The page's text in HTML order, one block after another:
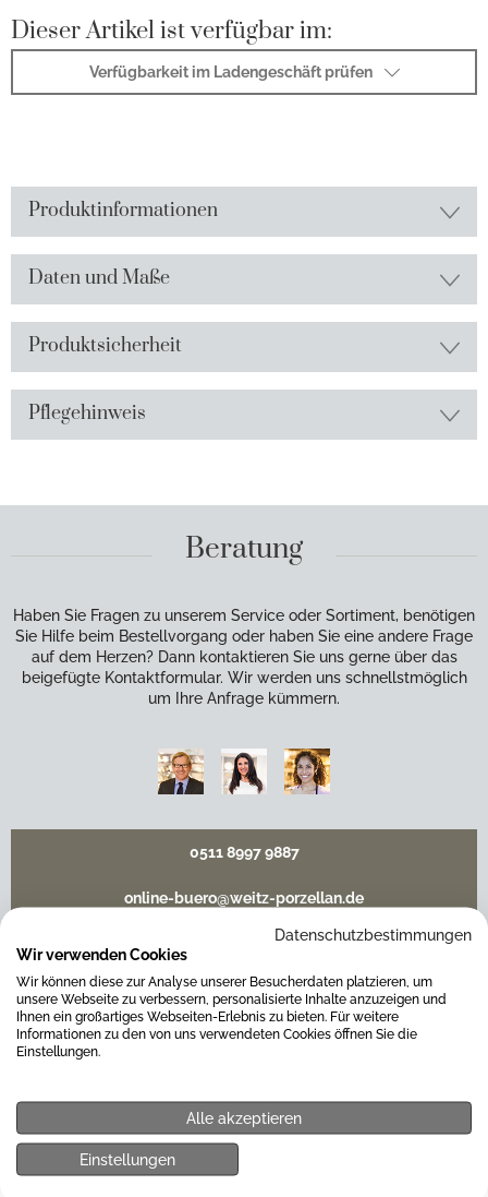
Dieser Artikel ist verfügbar im:
Verfügbarkeit im Ladengeschäft prüfen
Produktinformationen
Daten und Maße
Produktsicherheit
Pflegehinweis
Beratung
Haben Sie Fragen zu unserem Service oder Sortiment, benötigen
Sie Hilfe beim Bestellvorgang oder haben Sie eine andere Frage
auf dem Herzen? Dann kontaktieren Sie uns gerne über das
beigefügte Kontaktformular. Wir werden uns schnellstmöglich
um Ihre Anfrage kümmern.
0511 8997 9887
online-buero@weitz-porzellan.de
Unsere Häuser
Hamburg am Neuen Wall
Hamburg AEZ
Datenschutzbestimmungen
Wir verwenden Cookies
Wir können diese zur Analyse unserer Besucherdaten platzieren, um
unsere Webseite zu verbessern, personalisierte Inhalte anzuzeigen und
Ihnen ein großartiges Webseiten-Erlebnis zu bieten. Für weitere
Informationen zu den von uns verwendeten Cookies öffnen Sie die
Einstellungen.
Alle akzeptieren
Einstellungen